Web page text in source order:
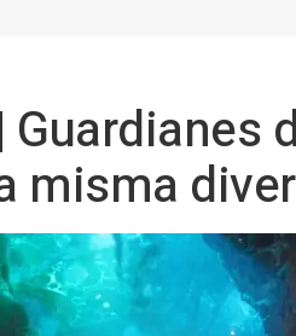
Guardianes
misma